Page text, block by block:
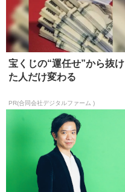
宝くじの“運任せ”から抜け
た人だけ変わる
PR(合同会社デジタルファーム )